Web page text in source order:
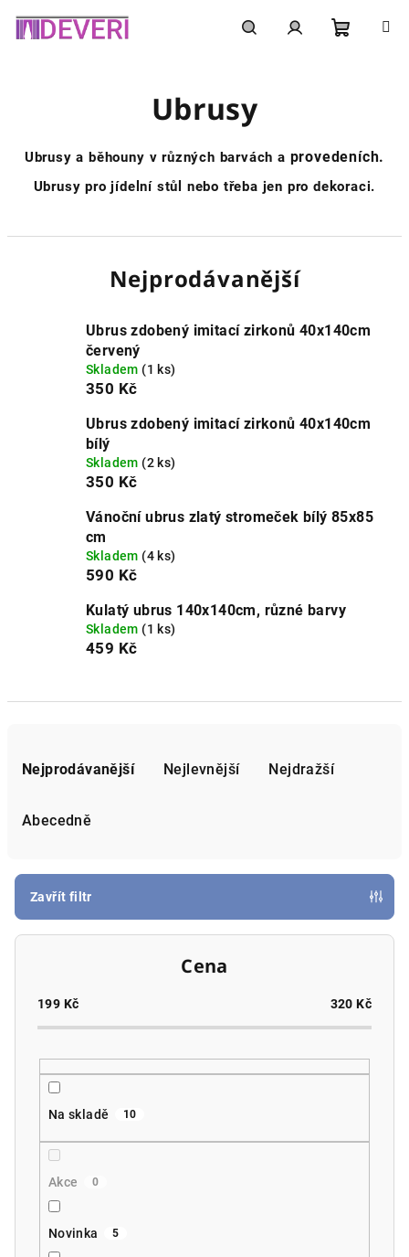
Ubrusy
Ubrusy aběhouny v různých barvách a provedeních.
Ubrusy pro jídelní stůl nebo třeba jen pro dekoraci.
Nejprodávanější
Ubrus zdobený imitací zirkonů 40x140cm
červený
Skladem (1 ks)
350 Kč
Ubrus zdobený imitací zirkonů 40x140cm
bílý
Skladem (2 ks)
350 Kč
Vánoční ubrus zlatý stromeček bílý 85x85
cm
Skladem (4 ks)
590 Kč
Kulatý ubrus 140x140cm, různé barvy
Skladem (1 ks)
459 Kč
r
o
Nejprodávanější Nejlevnější Nejdražší
Abecedně
Zavřít filtr
Cena
199 Kč 320 Kč
Na skladě 10
Akce 0
Novinka 5